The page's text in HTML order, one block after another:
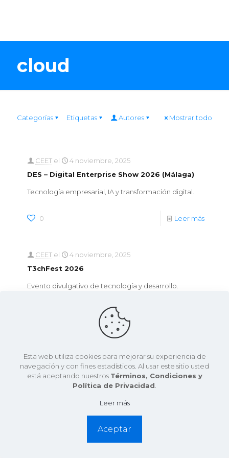
cloud
Categorías Etiquetas Autores Mostrar todo
CEET el
4 noviembre, 2025
DES – Digital Enterprise Show 2026 (Málaga)
Tecnología empresarial, IA y transformación digital.
0 Leer más
CEET el
4 noviembre, 2025
T3chFest 2026
Evento divulgativo de tecnología y desarrollo.
Esta web utiliza cookies para mejorar su experiencia de
navegación y con fines estadísticos. Al usar este sitio usted
está aceptando nuestros Términos, Condiciones y
Política de Privacidad
Leer más
Aceptar